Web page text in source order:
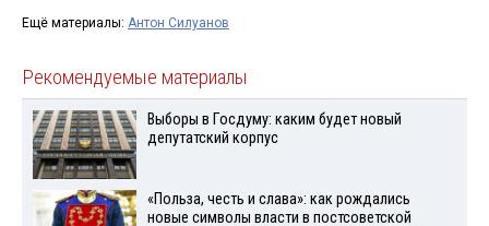
Ещё материалы: Антон Силуанов
Рекомендуемые материалы
Выборы в Госдуму: каким будет новый
депутатский корпус
«Польза, честь и слава»: как рождались
новые символы власти в постсоветской